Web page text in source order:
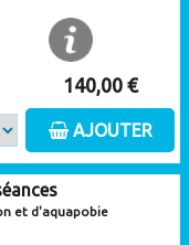
140,00 €
AJOUTER
et d'aquapobie